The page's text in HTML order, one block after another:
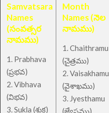
Samvatsara
Names
(సంవత్సర
నామము)
1. Prabhava
(ప్రభవ)
2. Vibhava
(విభవ)
3. Sukla (శుక్ల)
Month
Names (నెల
నామము)
1. Chaithramu
(చైత్రము)
2. Vaisakhamu
(వైశాఖము)
3. Jyesthamu
(జ్యేష్ఠము)